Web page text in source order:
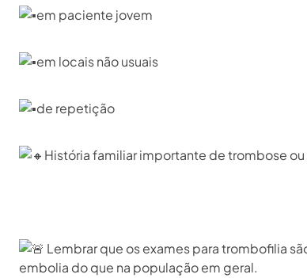
em paciente jovem⁣
em locais não usuais ⁣
de repetição⁣
História familiar importante de trombose
Lembrar que os exames para trombofilia
embolia do que na população em geral.⁣